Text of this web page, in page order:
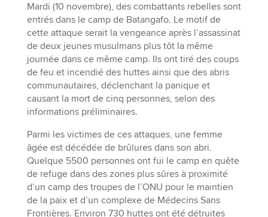
Mardi (10 novembre), des combattants rebelles sont
entrés dans le camp de Batangafo. Le motif de
cette attaque serait la vengeance après l’assassinat
de deux jeunes musulmans plus tôt la même
journée dans ce même camp. Ils ont tiré des coups
de feu et incendié des huttes ainsi que des abris
communautaires, déclenchant la panique et
causant la mort de cinq personnes, selon des
informations préliminaires.
Parmi les victimes de ces attaques, une femme
âgée est décédée de brûlures dans son abri.
Quelque 5500 personnes ont fui le camp en quête
de refuge dans des zones plus sûres à proximité
d’un camp des troupes de l’ONU pour le maintien
de la paix et d’un complexe de Médecins Sans
Frontières. Environ 730 huttes ont été détruites